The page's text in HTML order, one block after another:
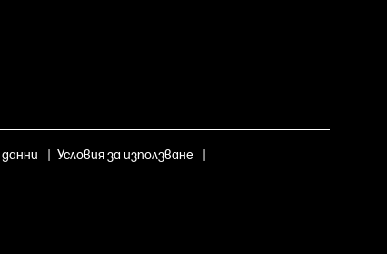
Условия за използване